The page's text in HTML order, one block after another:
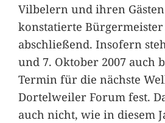
Vilbelern und ihren
konstatierte
abschließend. Insofern
und 7. Oktober 2007 auch
Termin für die nächste
Dortelweiler Forum fest.
auch nicht, wie in diesem